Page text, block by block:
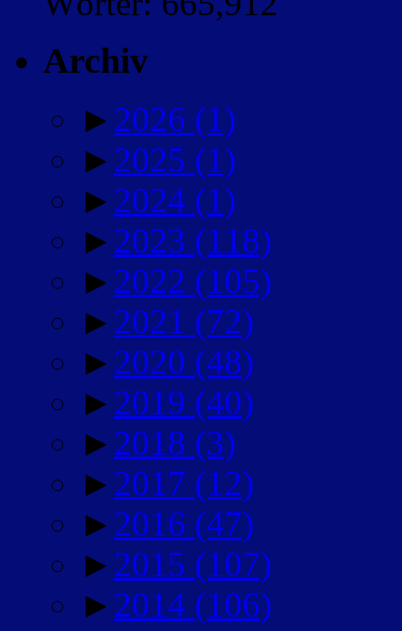
Archiv
► 2026 (1)
► 2025 (1)
► 2024 (1)
► 2023 (118)
► 2022 (105)
► 2021 (72)
► 2020 (48)
► 2019 (40)
► 2018 (3)
► 2017 (12)
► 2016 (47)
► 2015 (107)
► 2014 (106)